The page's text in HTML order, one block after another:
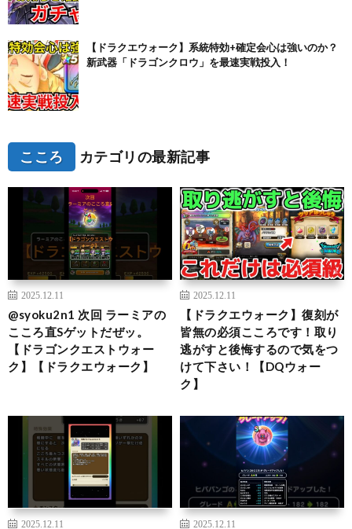
【ドラクエウォーク】系統特効+確定会心は強いのか？
新武器「ドラゴンクロウ」を最速実戦投入！
こころ カテゴリの最新記事
2025.12.11
@syoku2n1 次回 ラーミアの
こころ直Sゲットだぜッ。
【ドラゴンクエストウォー
ク】【ドラクエウォーク】
2025.12.11
【ドラクエウォーク】復刻が
皆無の必須こころです！取り
逃がすと後悔するので気をつ
けて下さい！【DQウォー
ク】
2025.12.11 2025.12.11